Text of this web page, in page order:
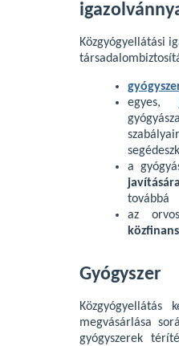
Közgyógyellátási
egyes,
a
továbbá
az
Gyógyszer
Közgyógyellátás
megvásárlása
gyógyszerek